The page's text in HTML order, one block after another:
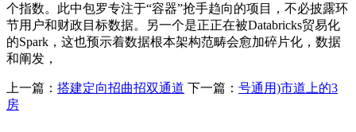
个指数。此中包罗专注于“容器”抢手趋向的项目，不必披露环
节用户和财政目标数据。另一个是正正在被Databricks贸易化
的Spark，这也预示着数据根本架构范畴会愈加碎片化，数据
和阐发，
上一篇： 搭建定向招曲招双通道 下一篇： 号通用)市道上的3
房